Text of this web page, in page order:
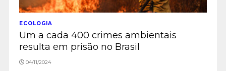
ECOLOGIA
Um a cada 400 crimes ambientais
resulta em prisão no Brasil
04/11/2024